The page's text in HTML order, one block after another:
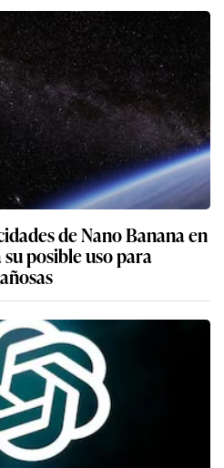
de Nano Banana en
posible uso para